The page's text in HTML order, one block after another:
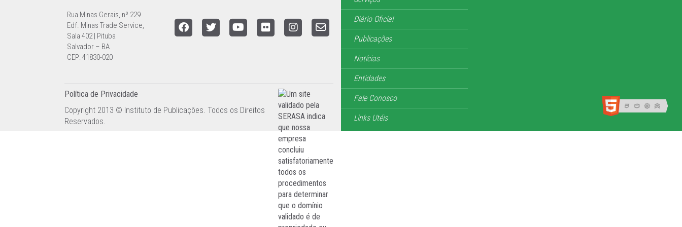
Rua Minas Gerais, nº 229
Edf. Minas Trade Service,
Sala 402 | Pituba
Salvador – BA
CEP: 41830-020
Política de Privacidade
Copyright 2013 © Instituto de Publicações. Todos os Direitos
Reservados.
Diário Oficial
Publicações
Notícias
Entidades
Fale Conosco
Links Utéis